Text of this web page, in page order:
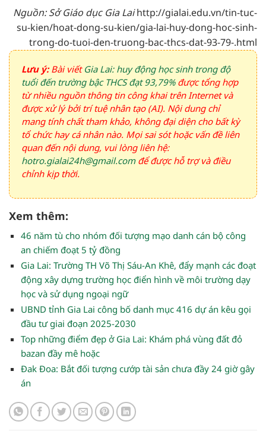
Nguồn: Sở Giáo dục Gia Laihttp://gialai.edu.vn/tin-tuc-
su-kien/hoat-dong-su-kien/gia-lai-huy-dong-hoc-sinh-
trong-do-tuoi-den-truong-bac-thcs-dat-93-79-.html
Lưu ý:Bài viết Gia Lai: huy động học sinh trong độ
tuổi đến trường bậc THCS đạt 93,79%được tổng hợp
từ nhiều nguồn thông tin công khai trên Internet và
được xử lý bởi trí tuệ nhân tạo (AI). Nội dung chỉ
mang tính chất tham khảo, không đại diện cho bất kỳ
tổ chức hay cá nhân nào. Mọi sai sót hoặc vấn đề liên
quan đến nội dung, vui lòng liên hệ:
hotro.gialai24h@gmail.comđể được hỗ trợ và điều
chỉnh kịp thời.
Xem thêm:
46 năm tù cho nhóm đối tượng mạo danh cán bộ công
an chiếm đoạt 5 tỷ đồng
Gia Lai: Trường TH Võ Thị Sáu-An Khê, đẩy mạnh các đoạt
động xây dựng trường học điển hình về môi trường dạy
học và sử dụng ngoại ngữ
UBND tỉnh Gia Lai công bố danh mục 416 dự án kêu gọi
đầu tư giai đoạn 2025-2030
Top những điểm đẹp ở Gia Lai: Khám phá vùng đất đỏ
bazan đầy mê hoặc
Đak Đoa: Bắt đối tượng cướp tài sản chưa đầy 24 giờ gây
án